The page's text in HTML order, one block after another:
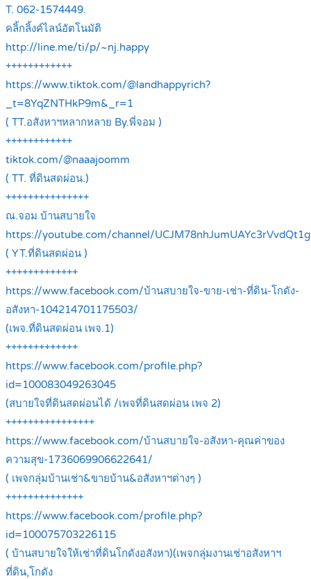
T. 062-1574449.
คลิ้กลิ้งค์ไลน์อัตโนมัติ
http://line.me/ti/p/~nj.happy
++++++++++++
https://www.tiktok.com/@landhappyrich?
_t=8YqZNTHkP9m&_r=1
( TT.อสังหาฯหลากหลาย By.พี่จอม )
++++++++++++
tiktok.com/@naaajoomm
( TT. ที่ดินสดผ่อน.)
+++++++++++++++
ณ.จอม บ้านสบายใจ
https://youtube.com/channel/UCJM78nhJumUAYc3rVvdQt1g
( YT.ที่ดินสดผ่อน )
+++++++++++++
https://www.facebook.com/บ้านสบายใจ-ขาย-เช่า-ที่ดิน-โกดัง-
อสังหา-104214701175503/
(เพจ.ที่ดินสดผ่อน เพจ.1)
+++++++++++++
https://www.facebook.com/profile.php?
id=100083049263045
(สบายใจที่ดินสดผ่อนได้ /เพจที่ดินสดผ่อน เพจ 2)
++++++++++++++++
https://www.facebook.com/บ้านสบายใจ-อสังหา-คุณค่าของ
ความสุข-1736069906622641/
( เพจกลุ่มบ้านเช่า&ขายบ้าน&อสังหาฯต่างๆ )
++++++++++++++
https://www.facebook.com/profile.php?
id=100075703226115
( บ้านสบายใจให้เช่าที่ดินโกดังอสังหา)(เพจกลุ่มงานเช่าอสังหาฯ
ที่ดิน,โกดัง